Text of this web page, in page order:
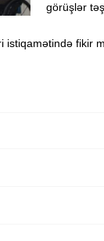
görüşlər
istiqamətində fikir